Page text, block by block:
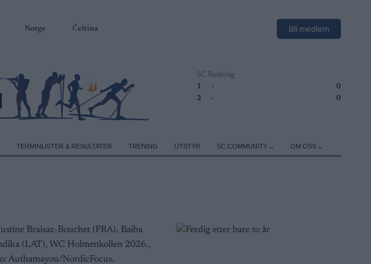
Norge Čeština Bli medlem
SC Ranking
1
-
0
2
- 0
TERMINLISTER & RESULTATER TRENING UTSTYR SC COMMUNITY OM OSS